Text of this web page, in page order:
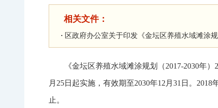
相关文件：
区政府办公室关于印发《金坛区养殖水域滩涂
《金坛区养殖水域滩涂规划（2017-2030年
月25日起实施，有效期至2030年12月31日。
止。